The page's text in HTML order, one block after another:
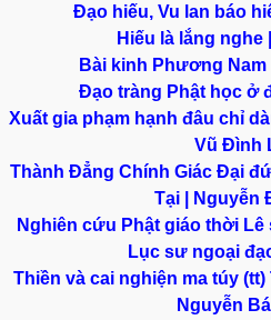
Đạo hiếu, Vu lan báo
Hiếu là lắng nghe
Bài kinh Phương
Đạo tràng Phật học ở
Xuất gia phạm hạnh đâu chỉ
Vũ Đình
Thành Đẳng Chính Giác Đại
Tại | Nguyễn
Nghiên cứu Phật giáo thời Lê
Lục sư ngoại
Thiền và cai nghiện ma túy (tt)
Nguyễn